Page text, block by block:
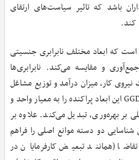
باشد که تاثیر سیاست‌های ارتقای
کند.
که ابعاد مختلف نابرابری جنسیتی
و مقایسه می‌کند. نابرابری‌ها
کار، میزان درآمد و توزیع مشاغل
مشاهده شوند. شاخص GGDI این ابعاد پراکنده را به معیار واحد و
بر بهره‌وری، تبدیل می‌کند. علاوه بر
شناسایی دو دسته موانع اصلی را فراهم
(همانند تبعیض کارفرمایان در